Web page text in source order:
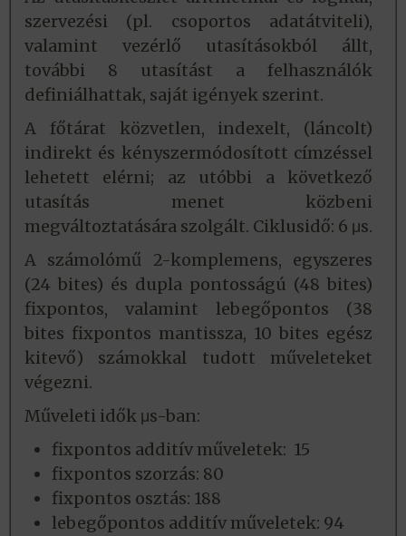
szervezési (pl. csoportos adatátviteli),
valamint vezérlő utasításokból állt,
további 8 utasítást a felhasználók
definiálhattak, saját igények szerint.
A főtárat közvetlen, indexelt, (láncolt)
indirekt és kényszermódosított címzéssel
lehetett elérni; az utóbbi a következő
utasítás menet közbeni
megváltoztatására szolgált. Ciklusidő: 6 μs.
A számolómű 2-komplemens, egyszeres
(24 bites) és dupla pontosságú (48 bites)
fixpontos, valamint lebegőpontos (38
bites fixpontos mantissza, 10 bites egész
kitevő) számokkal tudott műveleteket
végezni.
Műveleti idők μs-ban:
fixpontos additív műveletek: 15
fixpontos szorzás: 80
fixpontos osztás: 188
lebegőpontos additív műveletek: 94